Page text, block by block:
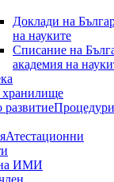
Доклади на
на науките
Списание на
академия на
развитие
Атестационни
ИМИ